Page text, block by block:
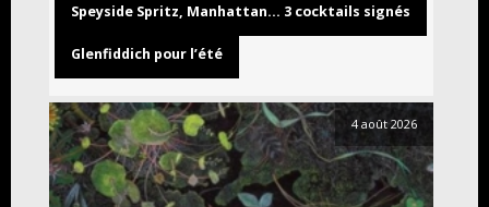
Speyside Spritz, Manhattan… 3 cocktails signés
Glenfiddich pour l’été
4 août 2026